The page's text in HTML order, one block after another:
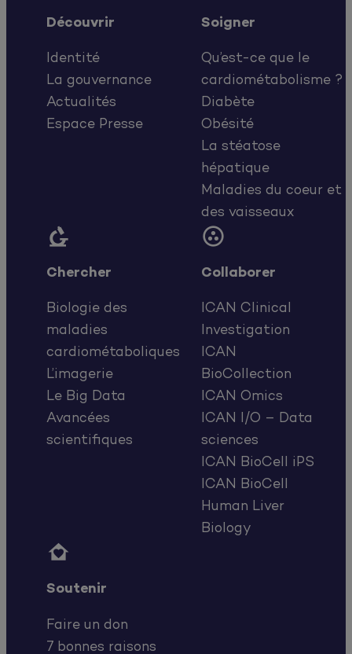
Découvrir
Identité
La gouvernance
Actualités
Espace Presse
Soigner
Qu’est-ce que le
cardiométabolisme ?
Diabète
Obésité
La stéatose
hépatique
Maladies du coeur et
des vaisseaux

Chercher
Biologie des
maladies
cardiométaboliques
L’imagerie
Le Big Data
Avancées
scientifiques

Collaborer
ICAN Clinical
Investigation
ICAN
BioCollection
ICAN Omics
ICAN I/O – Data
sciences
ICAN BioCell iPS
ICAN BioCell
Human Liver
Biology

Soutenir
Faire un don
7 bonnes raisons